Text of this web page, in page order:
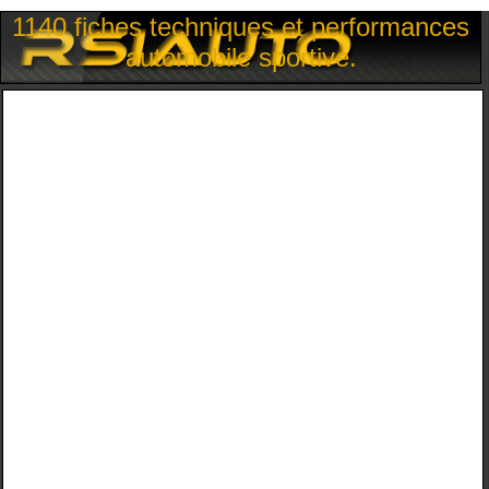
1140 fiches techniques et performances
automobile sportive.